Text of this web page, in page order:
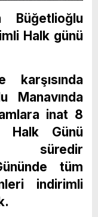
Büğetlioğlu
Halk günü
karşısında
Manavında
inat 8
Halk Günü
süredir
tüm
indirimli